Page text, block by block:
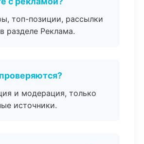
топ-позиции, рассылки
разделе Реклама.
и модерация, только
источники.